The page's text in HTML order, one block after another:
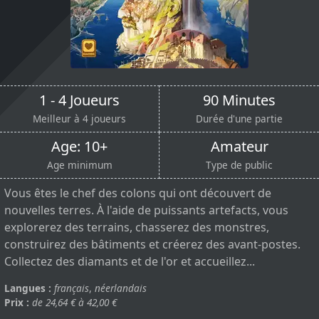
1 - 4 Joueurs
Meilleur à 4 joueurs
90 Minutes
Durée d'une partie
Age: 10+
Age minimum
Amateur
Type de public
Vous êtes le chef des colons qui ont découvert de
nouvelles terres. À l'aide de puissants artefacts, vous
explorerez des terrains, chasserez des monstres,
construirez des bâtiments et créerez des avant-postes.
Collectez des diamants et de l'or et accueillez...
Langues : français, néerlandais
Prix : de 24,64 € à 42,00 €